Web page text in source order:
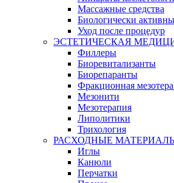
Массажные средства
Биологически
Уход после процедур
ЭСТЕТИЧЕСКАЯ
Филлеры
Биоревитализанты
Биорепаранты
Фракционная
Мезонити
Мезотерапия
Липолитики
Трихология
РАСХОДНЫЕ
Иглы
Канюли
Перчатки